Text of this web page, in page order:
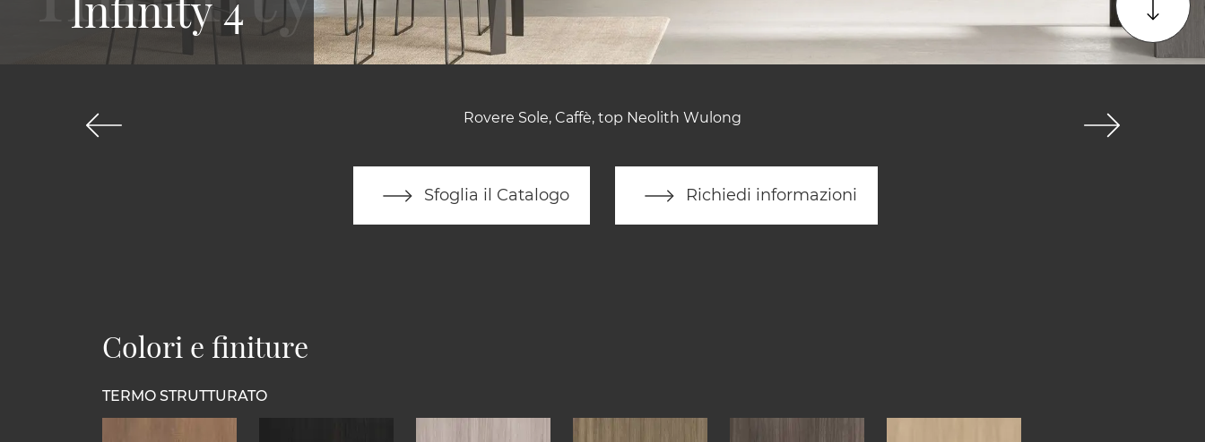
Rovere Sole, Caffè, top Neolith Wulong
Sfoglia il Catalogo Richiedi informazioni
Colori e finiture
TERMO STRUTTURATO